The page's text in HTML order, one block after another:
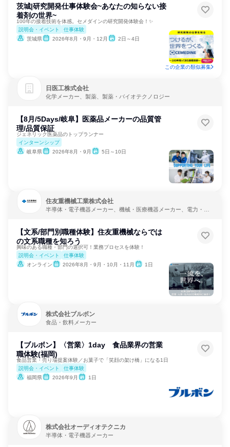
茨城|研究開発仕事体験会~あなたの知らない接
着剤の世界~
100年の接着技術を体感。セメダインの研究開発体験会！✨
説明会・イベント
仕事体験
茨城県
2026年8月・9月・12月 2日～4日
この企業の類似募集
日医工株式会社
化学メーカー、製薬、製薬・バイオテクノロジー
【8月/5Days/岐阜】医薬品メーカーの品質管
理/品質保証
ジェネリック医薬品のトップランナー
インターンシップ
岐阜県
2026年8月・9月 5日～10日
住友重機械工業株式会社
半導体・電子機器メーカー、機械・医療機器メーカー、電力・ガ
【文系/部門別職種体験】住友重機械ならでは
の文系職種を知ろう
興味のある職種・部門の選択可！業務プロセスを体験！
説明会・イベント
仕事体験
オンライン
2026年8月・9月・10月・11月 1日
株式会社ブルボン
食品・飲料メーカー
【ブルボン】〈営業〉1day 食品業界の営業
職体験(福岡)
食品営業・売り場提案体験／お菓子で「笑顔の架け橋」になる1日
説明会・イベント
仕事体験
福岡県
2026年9月 1日
株式会社オーディオテクニカ
半導体・電子機器メーカー